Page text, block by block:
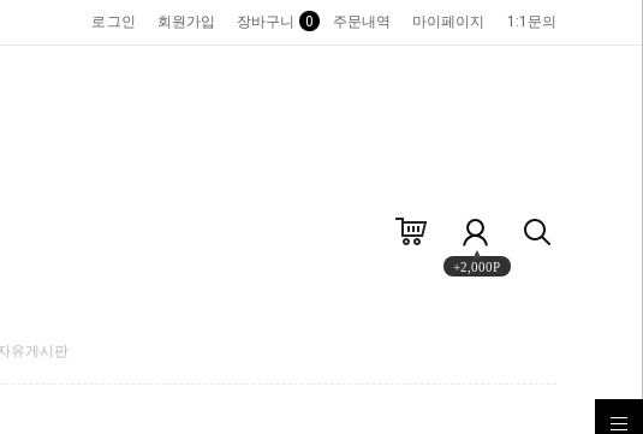
로그인 회원가입 장바구니 0 주문내역 마이페이지 1:1문의
+2,000P
유게시판